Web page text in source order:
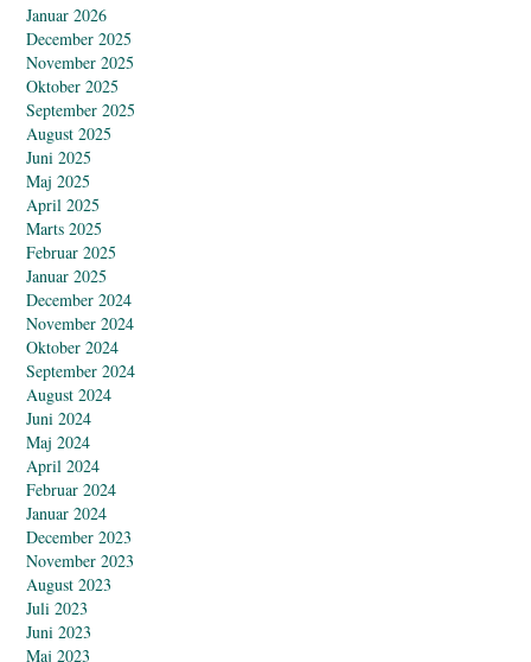
Januar 2026
December 2025
November 2025
Oktober 2025
September 2025
August 2025
Juni 2025
Maj 2025
April 2025
Marts 2025
Februar 2025
Januar 2025
December 2024
November 2024
Oktober 2024
September 2024
August 2024
Juni 2024
Maj 2024
April 2024
Februar 2024
Januar 2024
December 2023
November 2023
August 2023
Juli 2023
Juni 2023
Maj 2023